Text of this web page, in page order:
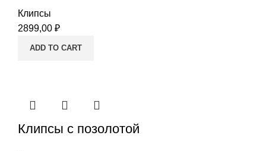
Клипсы
2899,00 ₽
ADD TO CART
Клипсы с позолотой